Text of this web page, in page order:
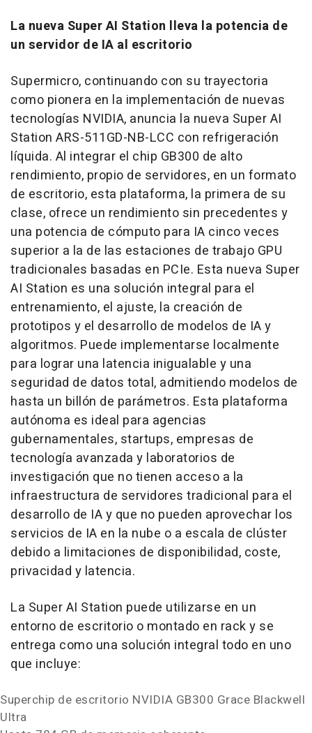
La nueva Super AI Station lleva la potencia de
un servidor de IA al escritorio
Supermicro, continuando con su trayectoria
como pionera en la implementación de nuevas
tecnologías NVIDIA, anuncia la nueva Super AI
Station ARS-511GD-NB-LCC con refrigeración
líquida. Al integrar el chip GB300 de alto
rendimiento, propio de servidores, en un formato
de escritorio, esta plataforma, la primera de su
clase, ofrece un rendimiento sin precedentes y
una potencia de cómputo para IA cinco veces
superior a la de las estaciones de trabajo GPU
tradicionales basadas en PCIe. Esta nueva Super
AI Station es una solución integral para el
entrenamiento, el ajuste, la creación de
prototipos y el desarrollo de modelos de IA y
algoritmos. Puede implementarse localmente
para lograr una latencia inigualable y una
seguridad de datos total, admitiendo modelos de
hasta un billón de parámetros. Esta plataforma
autónoma es ideal para agencias
gubernamentales, startups, empresas de
tecnología avanzada y laboratorios de
investigación que no tienen acceso a la
infraestructura de servidores tradicional para el
desarrollo de IA y que no pueden aprovechar los
servicios de IA en la nube o a escala de clúster
debido a limitaciones de disponibilidad, coste,
privacidad y latencia.
La Super AI Station puede utilizarse en un
entorno de escritorio o montado en rack y se
entrega como una solución integral todo en uno
que incluye:
Superchip de escritorio NVIDIA GB300 Grace Blackwell
Ultra